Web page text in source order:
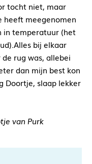
tocht niet, maar
heeft meegenomen
in temperatuur (het
bij elkaar
rug was, allebei
dan mijn best kon
Doortje, slaap lekker
van Purk